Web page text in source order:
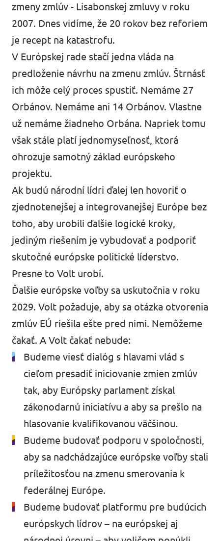
zmeny zmlúv - Lisabonskej zmluvy v roku
2007. Dnes vidíme, že 20 rokov bez reforiem
je recept na katastrofu.
V Európskej rade stačí jedna vláda na
predloženie návrhu na zmenu zmlúv. Štrnásť
ich môže celý proces spustiť. Nemáme 27
Orbánov. Nemáme ani 14 Orbánov. Vlastne
už nemáme žiadneho Orbána. Napriek tomu
však stále platí jednomyseľnosť, ktorá
ohrozuje samotný základ európskeho
projektu.
Ak budú národní lídri ďalej len hovoriť o
zjednotenejšej a integrovanejšej Európe bez
toho, aby urobili ďalšie logické kroky,
jediným riešením je vybudovať a podporiť
skutočné európske politické líderstvo.
Presne to Volt urobí.
Ďalšie európske voľby sa uskutočnia v roku
2029. Volt požaduje, aby sa otázka otvorenia
zmlúv EÚ riešila ešte pred nimi. Nemôžeme
čakať. A Volt čakať nebude:
Budeme viesť dialóg s hlavami vlád s
cieľom presadiť iniciovanie zmien zmlúv
tak, aby Európsky parlament získal
zákonodarnú iniciatívu a aby sa prešlo na
hlasovanie kvalifikovanou väčšinou.
Budeme budovať podporu v spoločnosti,
aby sa nadchádzajúce európske voľby stali
príležitosťou na zmenu smerovania k
federálnej Európe.
Budeme budovať platformu pre budúcich
európskych lídrov – na európskej aj